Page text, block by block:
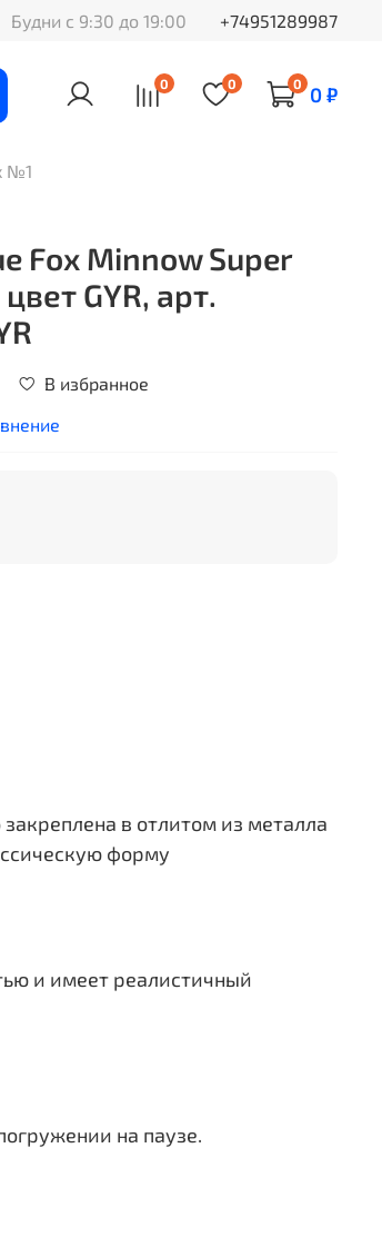
Будни с 9:30 до 19:00 +74951289987
0 0 0 0 ₽
№1
Fox Minnow Super
GYR, арт.
В избранное
в отлитом из металла
форму
и имеет реалистичный
на паузе.